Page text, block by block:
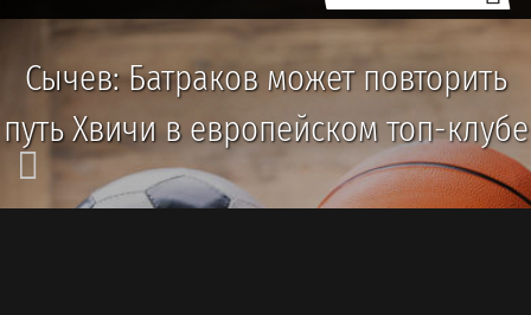
Сычев: Батраков может повторить
путь Хвичи в европейском топ-клубе